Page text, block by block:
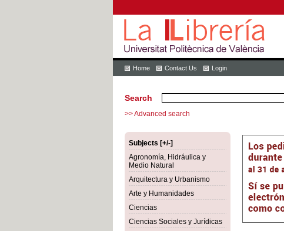
Home Contact Us Login
Search
>> Advanced search
Subjects [+/-]
Agronomía, Hidráulica y
Medio Natural
Arquitectura y Urbanismo
Arte y Humanidades
Ciencias
Ciencias Sociales y Jurídicas